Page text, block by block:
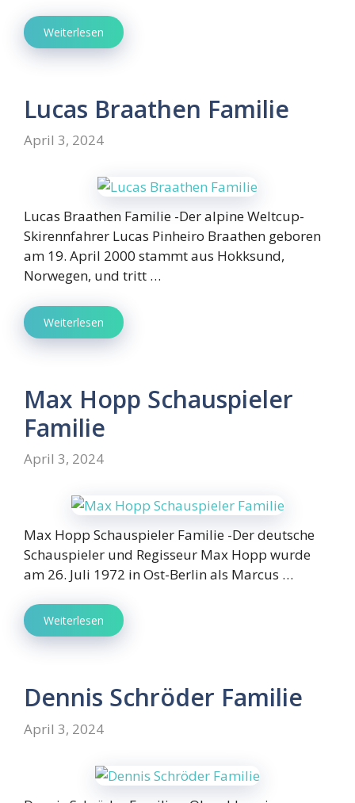
Weiterlesen
Lucas Braathen Familie
April 3, 2024
Lucas Braathen Familie -Der alpine Weltcup-
Skirennfahrer Lucas Pinheiro Braathen geboren
am 19. April 2000 stammt aus Hokksund,
Norwegen, und tritt …
Weiterlesen
Max Hopp Schauspieler
Familie
April 3, 2024
Max Hopp Schauspieler Familie -Der deutsche
Schauspieler und Regisseur Max Hopp wurde
am 26. Juli 1972 in Ost-Berlin als Marcus …
Weiterlesen
Dennis Schröder Familie
April 3, 2024